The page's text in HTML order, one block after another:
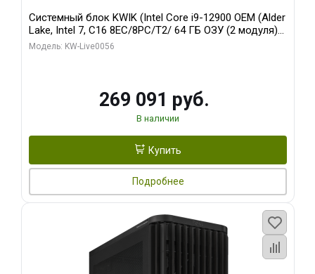
Системный блок KWIK (Intel Core i9-12900 OEM (Alder
Lake, Intel 7, C16 8EC/8PC/T2/ 64 ГБ ОЗУ (2 модуля)/
Palit RTX5080 INFINITY 3 OC 16GB GDDR7 256bit 3xDP
Модель: KW-Live0056
269 091 руб.
В наличии
Купить
Подробнее